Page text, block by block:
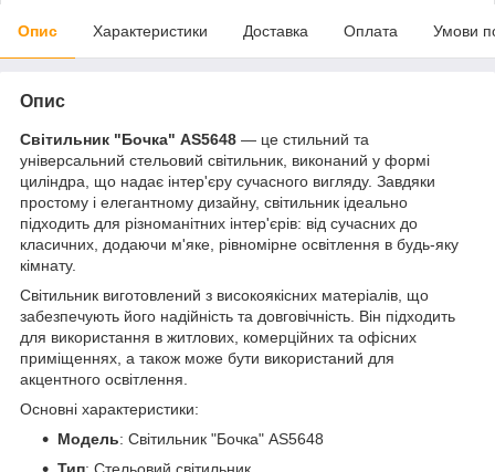
Опис Характеристики Доставка Оплата Умови
Опис
Світильник "Бочка" AS5648 — це стильний та
універсальний стельовий світильник, виконаний у формі
циліндра, що надає інтер'єру сучасного вигляду. Завдяки
простому і елегантному дизайну, світильник ідеально
підходить для різноманітних інтер'єрів: від сучасних до
класичних, додаючи м'яке, рівномірне освітлення в будь-яку
кімнату.
Світильник виготовлений з високоякісних матеріалів, що
забезпечують його надійність та довговічність. Він підходить
для використання в житлових, комерційних та офісних
приміщеннях, а також може бути використаний для
акцентного освітлення.
Основні характеристики:
Модель: Світильник "Бочка" AS5648
Тип: Стельовий світильник